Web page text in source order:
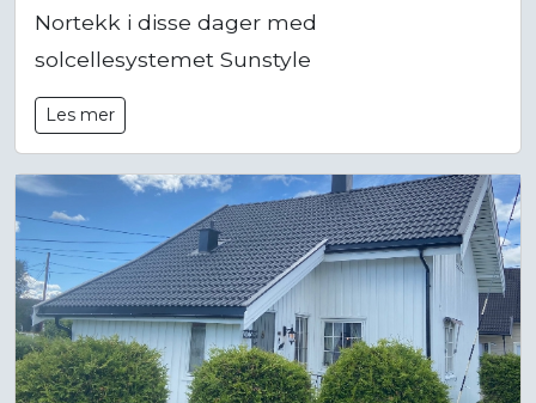
Nortekk i disse dager med
solcellesystemet Sunstyle
Les mer